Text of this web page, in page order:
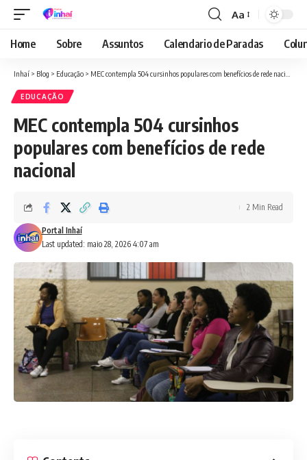
Font
Resizer
Aa
Home Sobre Assuntos Calendario de Paradas
Inhaí > Blog > Educação > MEC contempla 504 cursinhos populares com benefícios de rede nacional
EDUCAÇÃO
MEC contempla 504 cursinhos
populares com benefícios de rede
nacional
Last updated: maio 28, 2026 4:07 am
Portal Inhaí
2 Min Read